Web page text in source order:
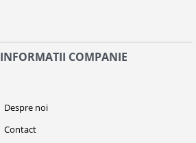
INFORMATII COMPANIE
Despre noi
Contact